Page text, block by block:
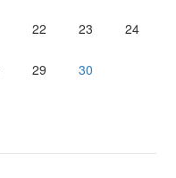
22 23 24
29 30